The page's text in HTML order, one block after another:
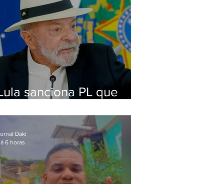
sanciona PL que
contra crianças
Daki
6 horas